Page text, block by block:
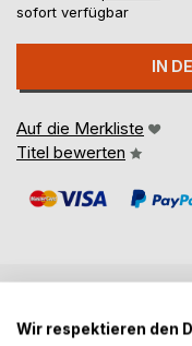
sofort verfügbar
IN
Auf die Merkliste
Titel bewerten
BESCHREIBUNG
Wir respektieren den